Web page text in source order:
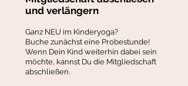
und verlängern
Ganz NEU im Kinderyoga?
Buche zunächst eine Probestunde!
Wenn Dein Kind weiterhin dabei sein
möchte, kannst Du die Mitgliedschaft
abschließen.